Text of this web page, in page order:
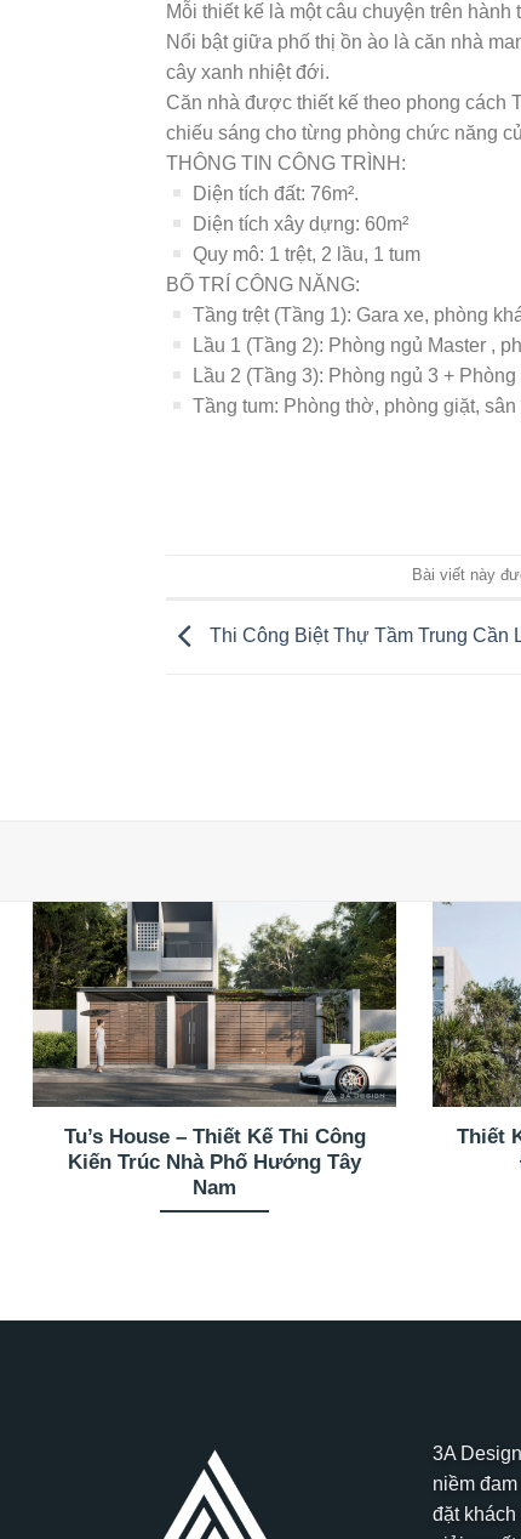
Mỗi thiết kế là một câu chuyện trên
Nổi bật giữa phố thị ồn ào là căn nhà
cây xanh nhiệt đới.
Căn nhà được thiết kế theo phong cách
chiếu sáng cho từng phòng chức năng
THÔNG TIN CÔNG TRÌNH:
Diện tích đất: 76m².
Diện tích xây dựng: 60m²
Quy mô: 1 trệt, 2 lầu, 1 tum
BỐ TRÍ CÔNG NĂNG:
Tầng trệt (Tầng 1): Gara xe, phòng
Lầu 1 (Tầng 2): Phòng ngủ Master ,
Lầu 2 (Tầng 3): Phòng ngủ 3 +
Tầng tum: Phòng thờ, phòng giặt,
Bài viết này
Thi Công Biệt Thự Tầm Trung Cần
Tu’s House – Thiết Kế Thi Công
Kiến Trúc Nhà Phố Hướng Tây
Nam
Thiết
3A
niềm
đặt